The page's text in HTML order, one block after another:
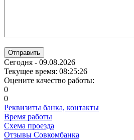
Отправить
Сегодня - 09.08.2026
Текущее время: 08:25:27
Оцените качество работы:
0
0
Реквизиты банка, контакты
Время работы
Схема проезда
Отзывы Совкомбанка